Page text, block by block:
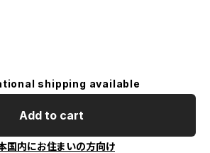
shipping available
Add to cart
国内にお住まいの方向け